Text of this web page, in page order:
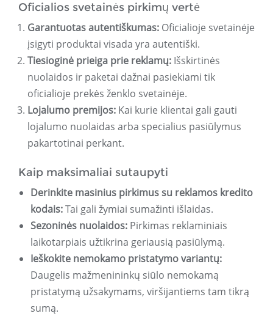
Oficialios svetainės pirkimų vertė
Garantuotas autentiškumas: Oficialioje svetainėje
įsigyti produktai visada yra autentiški.
Tiesioginė prieiga prie reklamų: Išskirtinės
nuolaidos ir paketai dažnai pasiekiami tik
oficialioje prekės ženklo svetainėje.
Lojalumo premijos: Kai kurie klientai gali gauti
lojalumo nuolaidas arba specialius pasiūlymus
pakartotinai perkant.
Kaip maksimaliai sutaupyti
Derinkite masinius pirkimus su reklamos kredito
kodais:Tai gali žymiai sumažinti išlaidas.
Sezoninės nuolaidos: Pirkimas reklaminiais
laikotarpiais užtikrina geriausią pasiūlymą.
Ieškokite nemokamo pristatymo variantų:
Daugelis mažmenininkų siūlo nemokamą
pristatymą užsakymams, viršijantiems tam tikrą
sumą.